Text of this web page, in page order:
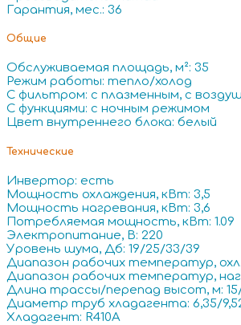
Гарантия, мес.: 36
Общие
Обслуживаемая площадь, м²: 35
Режим работы: тепло/холод
С фильтром: с плазменным, с
С функциями: с ночным режимом
Цвет внутреннего блока: белый
Технические
Инвертор: есть
Мощность охлаждения, кВт: 3,5
Мощность нагревания, кВт: 3,6
Потребляемая мощность, кВт: 1.09
Электропитание, В: 220
Уровень шума, Дб: 19/25/33/39
Диапазон рабочих температур,
Диапазон рабочих температур,
Длина трассы/перепад высот, м:
Диаметр труб хладагента: 6,35/
Хладагент: R410A